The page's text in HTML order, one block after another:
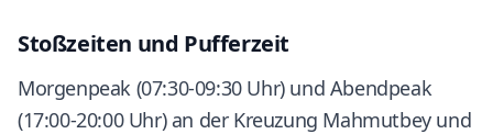
Stoßzeiten und Pufferzeit
Morgenpeak (07:30-09:30 Uhr) und Abendpeak
(17:00-20:00 Uhr) an der Kreuzung Mahmutbey und